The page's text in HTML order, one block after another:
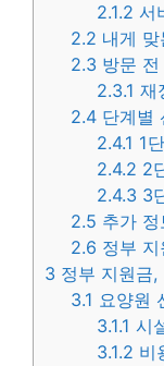
2.1.2 서
2.2 내게
2.3 방문
2.3.1 재
2.4 단계별
2.4.1 1
2.4.2 2
2.4.3 3
2.5 추가 정
2.6 정부
3 정부 지원금
3.1 요양원
3.1.1 시
3.1.2 비